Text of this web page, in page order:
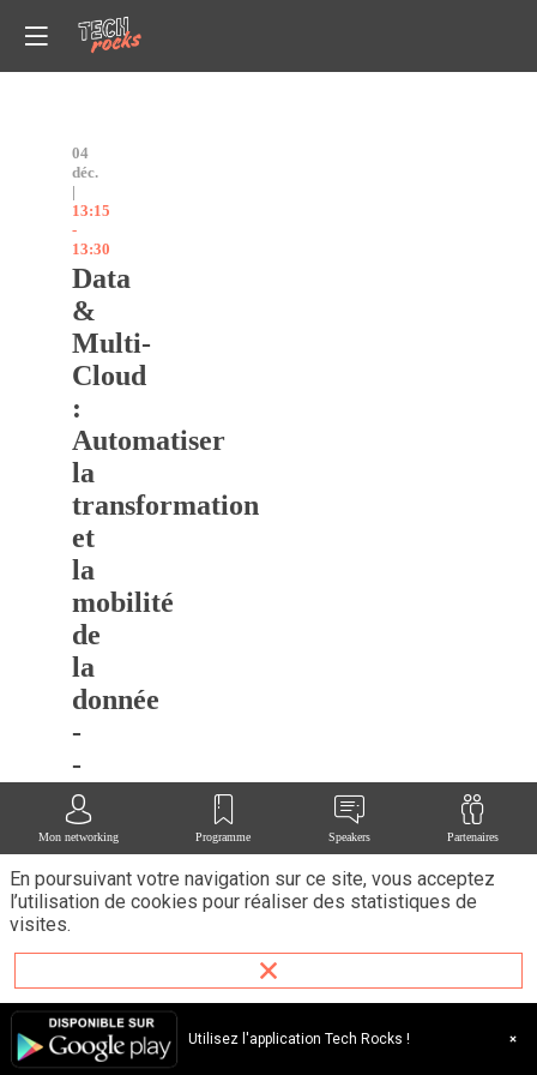
04
déc.
|
13:15
-
13:30
Data
&
Multi-
Cloud
:
Automatiser
la
transformation
et
la
mobilité
de
la
donnée
-
-
Koyeb
Salle
:
-
Discovery
Speaker
:
Yann
Léger,
Mon networking Programme Speakers Partenaires
En poursuivant votre navigation sur ce site, vous acceptez
l’utilisation de cookies pour réaliser des statistiques de
visites.
Utilisez l'application Tech Rocks !